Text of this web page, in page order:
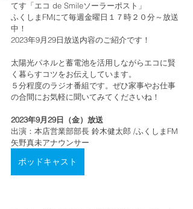
てす「エコ de Smileソーラーポスト」
ふくしまFMにて毎週金曜日１７時２０分～放送
中！
2023年9月29日放送内容のご紹介です！
太陽光パネルと蓄電池を活用しながらエコに賢
く暮らすコツをお伝えしています。
５分程度のラジオ番組です。ぜひ家事やお仕事
の合間にお気軽に聞いてみてくださいね！
2023年9月29日（金）放送
出演：本店営業部部長 鈴木健太郎 /ふくしまFM
矢野真未アナウンサー
ポッドキャスト